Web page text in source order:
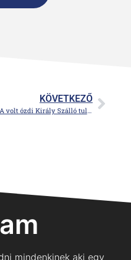
KÖVETKEZŐ
A volt ózdi Király Szálló tulajdonosai – A Grosz család történetéhez
mindenkinek aki egy